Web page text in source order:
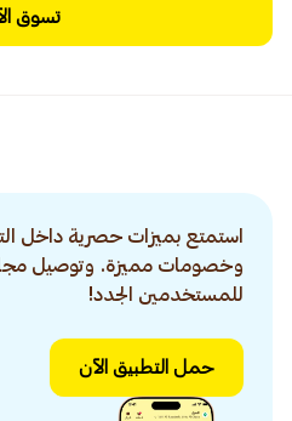
تسوق
استمتع بميزات حصرية داخل
وخصومات مميزة. وتوصيل
للمستخدمين الجدد!
حمل التطبيق الآن